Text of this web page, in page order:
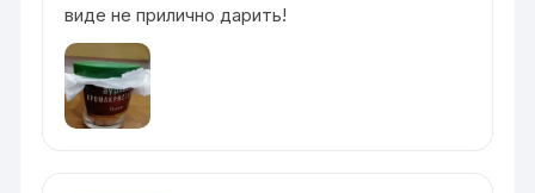
виде не прилично дарить!